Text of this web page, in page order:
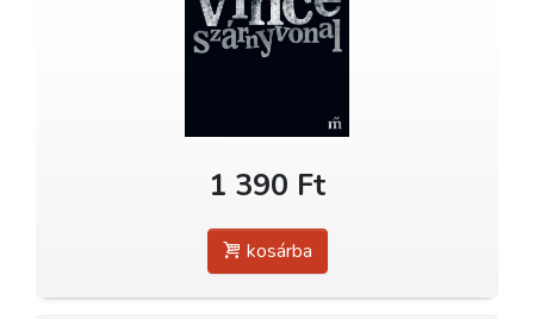
1 390 Ft
kosárba